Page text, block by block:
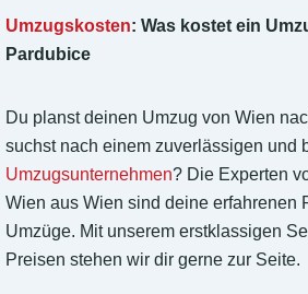
Umzugskosten: Was kostet ein
Pardubice
Du planst deinen Umzug von Wien
suchst nach einem zuverlässigen und
Umzugsunternehmen? Die Experten
Wien aus Wien sind deine erfahrenen
Umzüge. Mit unserem erstklassigen
Preisen stehen wir dir gerne zur Seite.